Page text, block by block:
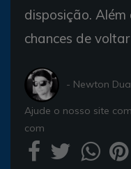
disposição. Além
chances de
- Newton
Ajude o nosso site
com